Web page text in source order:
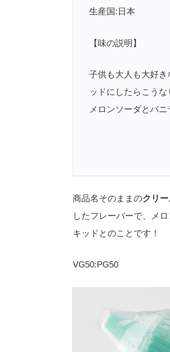
生産国:日本
【味の説明】
子供も大人も大好
ッドにしたらこう
メロンソーダとバ
商品名そのままのクリ
したフレーバーで、メ
キッドとのことです！
VG50:PG50